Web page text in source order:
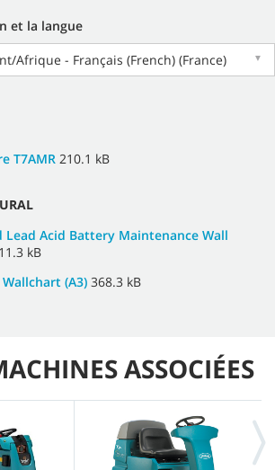
et la langue
Afrique - Français (French) (France)
▼
T7AMR 210.1 kB
Lead Acid Battery Maintenance Wall
kB
Wallchart (A3) 368.3 kB
ASSOCIÉES